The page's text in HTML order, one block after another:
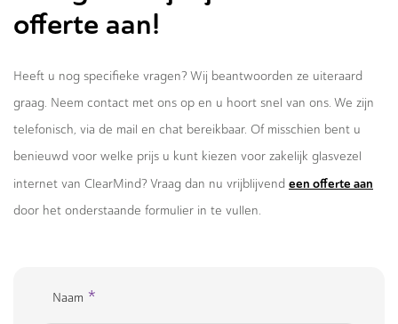
offerte aan!
Heeft u nog specifieke vragen? Wij beantwoorden ze uiteraard
graag. Neem contact met ons op en u hoort snel van ons. We zijn
telefonisch, via de mail en chat bereikbaar. Of misschien bent u
benieuwd voor welke prijs u kunt kiezen voor zakelijk glasvezel
internet van ClearMind? Vraag dan nu vrijblijvend een offerte aan
door het onderstaande formulier in te vullen.
Naam *